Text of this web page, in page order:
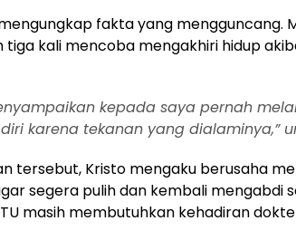
fakta yang mengguncang.
tiga kali mencoba mengakhiri hidup
kepada saya pernah
karena tekanan yang dialaminya,”
tersebut, Kristo mengaku berusaha
segera pulih dan kembali mengabdi
masih membutuhkan kehadiran